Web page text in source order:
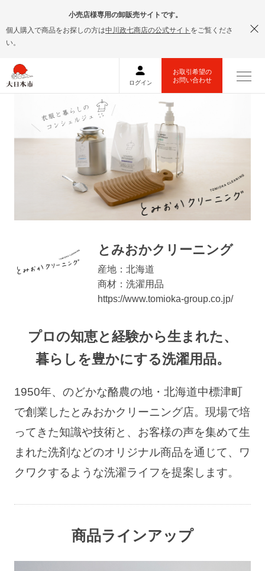
小売店様専用の卸販売サイトです。
個人購入で商品をお探しの方は中川政七商店の公式サイト をご覧くださ
い。
とみおかクリーニング
産地：北海道
商材：洗濯用品
https://www.tomioka-group.co.jp/
プロの知恵と経験から生まれた、
暮らしを豊かにする洗濯用品。
1950年、のどかな酪農の地・北海道中標津町
で創業したとみおかクリーニング店。 現場で培
ってきた知識や技術と、お客様の声を集めて生
まれた洗剤などのオリジナル商品を通じて、
ワ
クワクするような洗濯ライフを提案します。
商品ラインアップ